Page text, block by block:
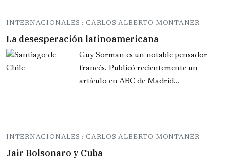
INTERNACIONALES : CARLOS ALBERTO MONTANER
La desesperación latinoamericana
Guy Sorman es un notable pensador
francés. Publicó recientemente un
artículo en ABC de Madrid...
INTERNACIONALES : CARLOS ALBERTO MONTANER
Jair Bolsonaro y Cuba